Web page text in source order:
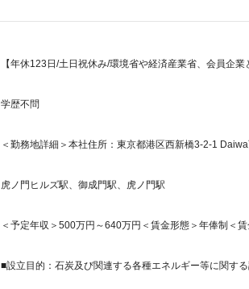
【年休123日/土日祝休み/環境省や経済産業省、会員企
学歴不問
＜勤務地詳細＞本社住所：東京都港区西新橋3-2-1
虎ノ門ヒルズ駅、御成門駅、虎ノ門駅
＜予定年収＞500万円～640万円＜賃金形態＞年俸制＜
■設立目的：石炭及び関連する各種エネルギー等に関す